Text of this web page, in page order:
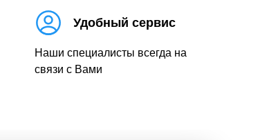
Удобный сервис
Наши специалисты всегда на
связи с Вами